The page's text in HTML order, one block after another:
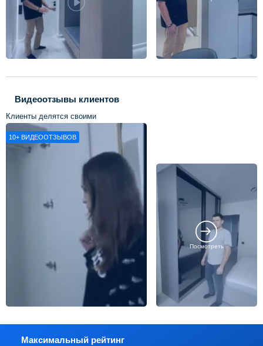
Видеоотзывы клиентов
Клиенты делятся своими
впечатлениями о нашей работе
10+ ВИДЕООТЗЫВОВ
Посмотреть
Максимальный рейтинг